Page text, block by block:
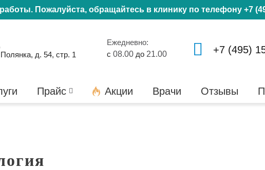
работы. Пожалуйста, обращайтесь в клинику по телефону +7
д. 54, стр. 1
Ежедневно:
с 08.00 до 21.00 +7 (495)
Прайс Акции Врачи Отзывы